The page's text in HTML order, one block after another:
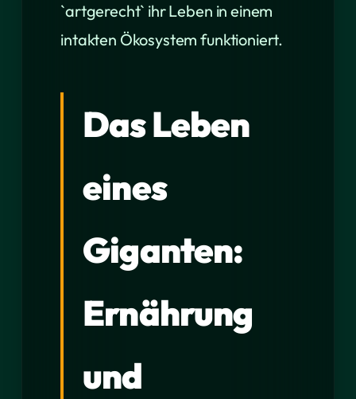
`artgerecht` ihr Leben in einem
intakten Ökosystem funktioniert.
Das Leben
eines
Giganten:
Ernährung
und